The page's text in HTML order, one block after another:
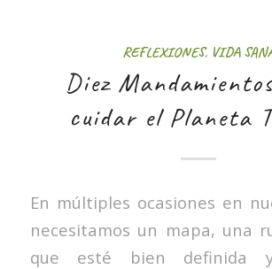
REFLEXIONES, VIDA
Diez
cuidar el Planeta
En múltiples ocasiones en
necesitamos un mapa, una
que esté bien definida y